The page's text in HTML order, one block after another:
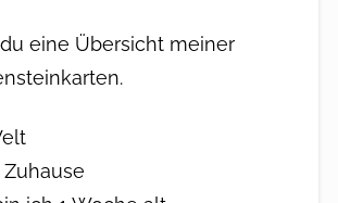
eine Übersicht meiner